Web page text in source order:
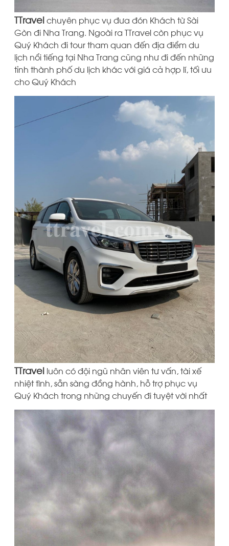
TTravelchuyên phục vụ đưa đón Khách từ Sài
Gòn đi Nha Trang. Ngoài ra TTravel còn phục vụ
Quý Khách đi tour tham quan đến địa điểm du
lịch nổi tiếng tại Nha Trang cũng như đi đến những
tỉnh thành phố du lịch khác với giá cả hợp lí, tối ưu
cho Quý Khách
TTravel luôn có đội ngũ nhân viên tư vấn, tài xế
nhiệt tình, sẵn sàng đồng hành, hỗ trợ phục vụ
Quý Khách trong những chuyến đi tuyệt vời nhất